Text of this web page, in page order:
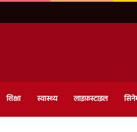
शिक्षा स्वास्थ्य लाइफ़स्टाइल